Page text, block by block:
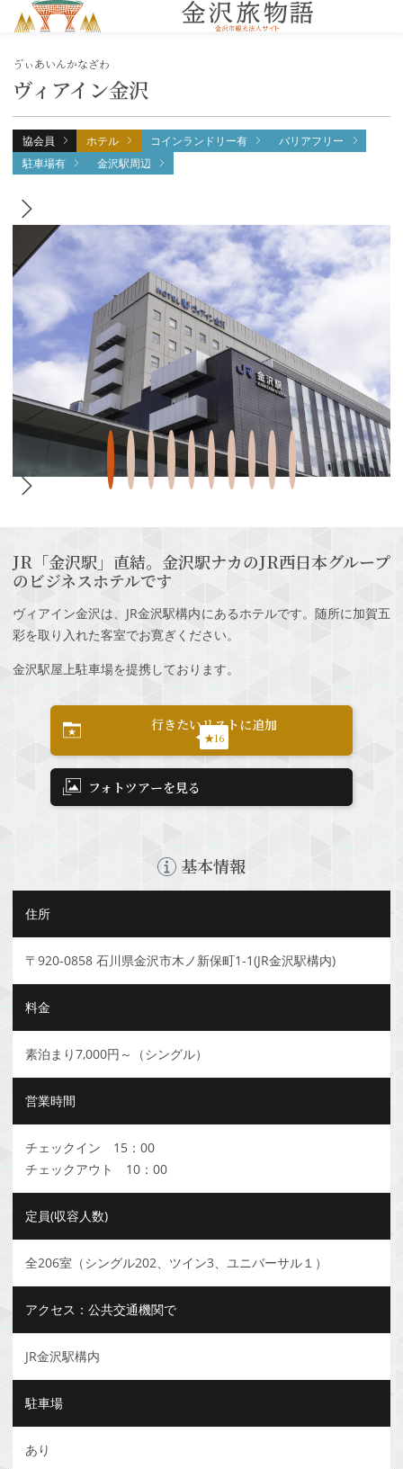
ヴィアイン金沢
ゔぃあいんかなざわ
協会員 ホテル コインランドリー有
バリアフリー
駐車場有
金沢駅周辺
JR「金沢駅」直結。金沢駅ナカのJR西日本グループ
のビジネスホテルです
ヴィアイン金沢は、JR金沢駅構内にあるホテルです。随所に加賀五
彩を取り入れた客室でお寛ぎください。
金沢駅屋上駐車場を提携しております。
行きたいリストに追加
★16
フォトツアーを見る
基本情報
住所
〒920-0858 石川県金沢市木ノ新保町1-1(JR金沢駅構内)
料金
素泊まり7,000円～（シングル）
営業時間
チェックイン 15：00
チェックアウト 10：00
定員(収容人数)
全206室（シングル202、ツイン3、ユニバーサル１）
アクセス：公共交通機関で
JR金沢駅構内
駐車場
あり